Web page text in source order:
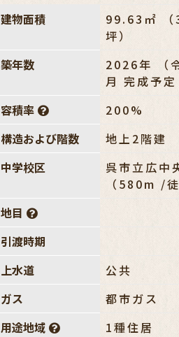
建物面積
99.63㎡ （
坪）
築年数
2026年 （
月 完成予定
容積率
200%
構造および階数
地上2階建
中学校区
呉市立広中
（580m /
地目
引渡時期
上水道
公共
ガス
都市ガス
用途地域
1種住居